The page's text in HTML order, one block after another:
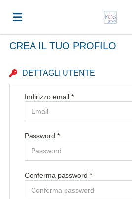
Home
Offerte
di
lavoro
Carica
il
CV
Login
Lingua
CREA IL TUO PROFILO
DETTAGLI UTENTE
Indirizzo email *
Password *
Conferma password *